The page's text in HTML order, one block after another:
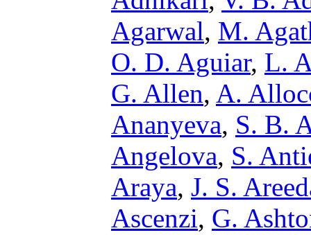
Agarwal, M.
O. D. Aguiar, L.
G. Allen, A.
Ananyeva, S. B.
Angelova, S.
Araya, J. S.
Ascenzi, G.